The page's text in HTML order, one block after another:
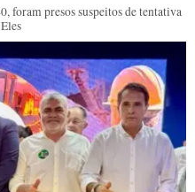
foram presos suspeitos de tentativa